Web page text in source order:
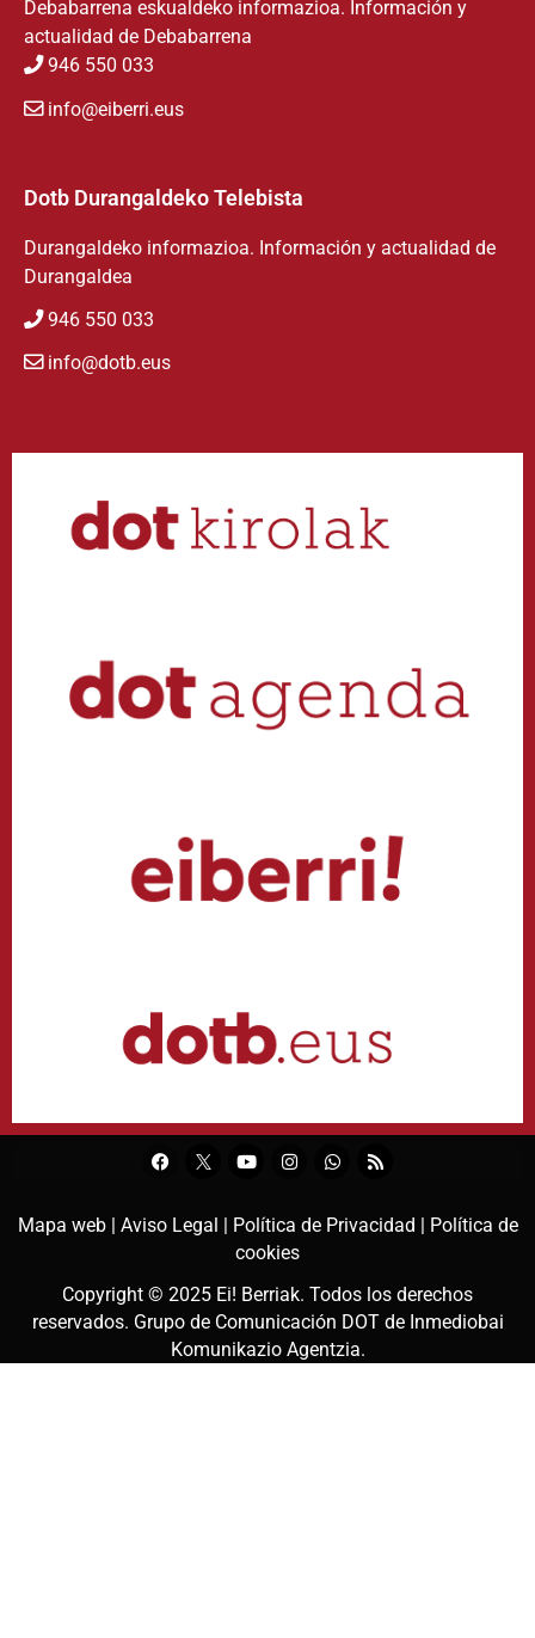
Debabarrena eskualdeko informazioa. Información y
actualidad de Debabarrena
946 550 033
info@eiberri.eus
Dotb Durangaldeko Telebista
Durangaldeko informazioa. Información y actualidad de
Durangaldea
946 550 033
info@dotb.eus
Mapa web | Aviso Legal | Política de Privacidad |
Política de
cookies
Copyright © 2025 Ei! Berriak. Todos los derechos
reservados. Grupo de Comunicación DOT de Inmediobai
Komunikazio Agentzia.